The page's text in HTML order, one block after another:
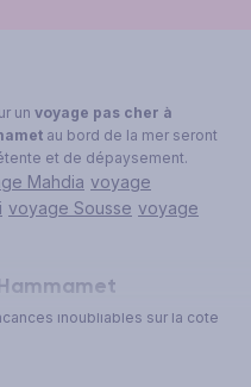
un voyage pas cher à
au bord de la mer seront
et de dépaysement.
Mahdia voyage
voyage Sousse voyage
inoubliables sur la côte
formules complètes pour